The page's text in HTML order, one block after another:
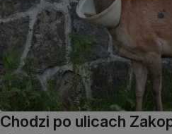
Chodzi po ulicach